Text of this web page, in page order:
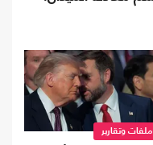
ملفات وتقارير